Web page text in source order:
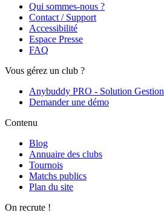
Qui sommes-nous ?
Contact / Support
Accessibilité
Espace Presse
FAQ
Vous gérez un club ?
Anybuddy PRO - Solution Gestion
Demander une démo
Contenu
Blog
Annuaire des clubs
Tournois
Matchs publics
Plan du site
On recrute !